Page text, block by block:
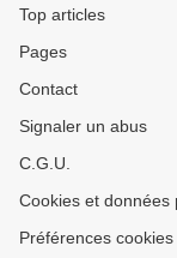
Top articles
Pages
Contact
Signaler un abus
C.G.U.
Cookies et données
Préférences cookies